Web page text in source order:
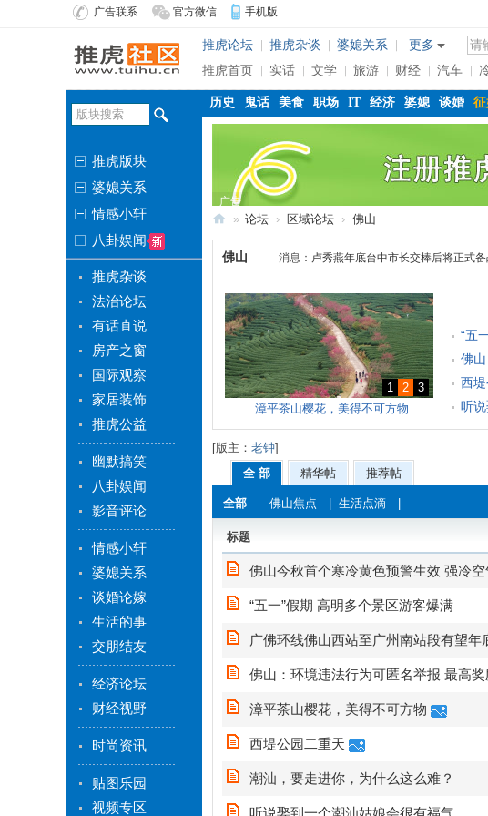
推虎版块
婆媳关系
情感小轩
八卦娱闻
推虎杂谈
法治论坛
有话直说
房产之窗
国际观察
家居装饰
推虎公益
幽默搞笑
八卦娱闻
影音评论
情感小轩
婆媳关系
谈婚论嫁
生活的事
交朋结友
经济论坛
财经视野
时尚资讯
贴图乐园
视频专区
广告联系 官方微信 手机版
推虎论坛 推虎杂谈 婆媳关系
更多
推虎首页
实话 文学 旅游 财经 汽车
历史 鬼话 美食 职场 IT 经济 婆媳 谈婚
广告
推
社
区
» 论坛 › 区域论坛 › 佛山
佛山 消息： 卢秀燕年底台中市长交棒后将正式
1 2
3
漳平茶山樱花，美得不可方物
“五
佛
西
听
[版主： 老钟]
全 部
精华帖 推荐帖
全部 佛山焦点 生活点滴
标题
佛山今秋首个寒冷黄色预警生效 强冷
“五一”假期 高明多个景区游客爆满
广佛环线佛山西站至广州南站段有望年
佛山：环境违法行为可匿名举报 最高
漳平茶山樱花，美得不可方物
西堤公园二重天
潮汕，要走进你，为什么这么难？
听说娶到一个潮汕姑娘会很有福气